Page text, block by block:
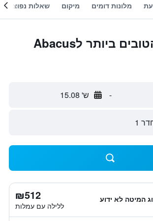
מלונות דומים מיקום שאלות נפוצות
המבצעים הטובים ביותר לAbacus
- ש' 15.08
₪512
ללילה עם עמלות